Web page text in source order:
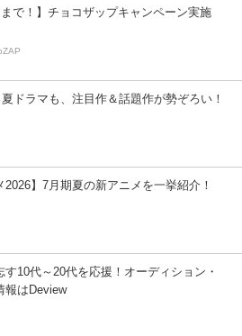
まで！】チョコザップキャンペーン実施
ドラマも、注目作＆話題作が勢ぞろい！
2026】7月期夏の新アニメを一挙紹介！
す10代～20代を応援！オーディション・
報はDeview